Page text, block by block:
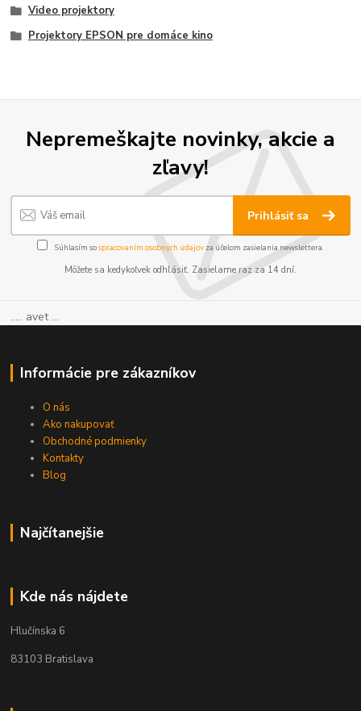
Video projektory
Projektory EPSON pre domáce kino
Nepremeškajte novinky, akcie a
zľavy!
Prihlásiť sa
Súhlasím sospracovaním osobných údajov za účelom zasielania newslettera.
Môžete sa kedykoľvek odhlásiť. Zasielame raz za 14 dní.
..... avet ...
Informácie pre zákazníkov
O nás
Ako nakupovať
Obchodné podmienky
Kontakty
Blog
Najčítanejšie
Kde nás nájdete
Hlučínska 6
83103 Bratislava